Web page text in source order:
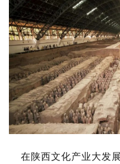
在陕西文化产业大发